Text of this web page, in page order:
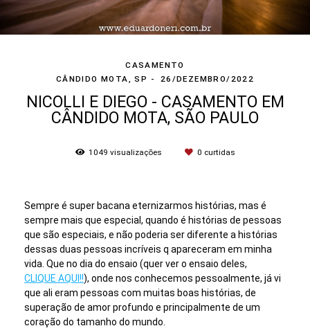
CASAMENTO
CÂNDIDO MOTA, SP
26/DEZEMBRO/2022
NICOLLI E DIEGO - CASAMENTO EM
CÂNDIDO MOTA, SÃO PAULO
1049 visualizações 0 curtidas
Sempre é super bacana eternizarmos histórias, mas é
sempre mais que especial, quando é histórias de pessoas
que são especiais, e não poderia ser diferente a histórias
dessas duas pessoas incríveis q apareceram em minha
vida. Que no dia do ensaio (quer ver o ensaio deles,
CLIQUE AQUI!!), onde nos conhecemos pessoalmente, já vi
que ali eram pessoas com muitas boas histórias, de
superação de amor profundo e principalmente de um
coração do tamanho do mundo.